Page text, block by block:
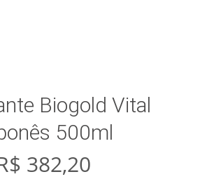
Biogold Vital
500ml
382,20